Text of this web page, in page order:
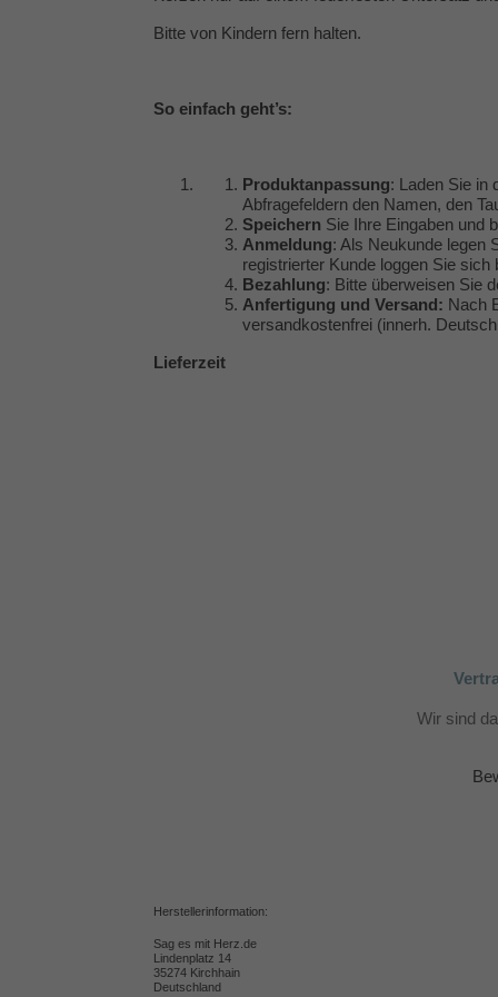
Bitte von Kindern fern halten.
So einfach geht’s:
Produktanpassung: Laden Sie in
Abfragefeldern den Namen, den
Speichern Sie Ihre Eingaben und
Anmeldung: Als Neukunde legen
registrierter Kunde loggen Sie
Bezahlung: Bitte überweisen Sie
Anfertigung und Versand: Nach
versandkostenfrei (innerh.
Lieferzeit
Wir sind
Herstellerinformation:
Sag es mit Herz.de
Lindenplatz 14
35274 Kirchhain
Deutschland